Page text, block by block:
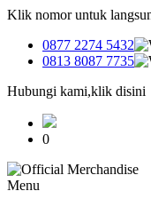
Klik nomor untuk
0877 2274 5432
0813 8087 7735
Hubungi kami,klik disini
0
Menu